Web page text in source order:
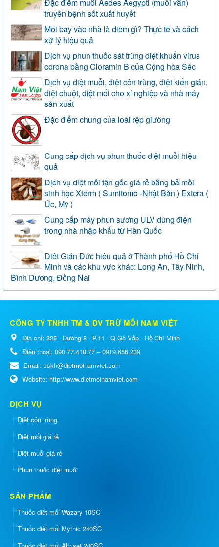
Đặc điểm muỗi Aedes Aegypti (muỗi vằn)
truyền bệnh sốt xuất huyết
Mối bay vào nhà là điềm gì? Thực tế và cách
xử lý hiệu quả
Dịch vụ phun thuốc sát trùng diệt khuẩn virus
corona bằng Cloramin B của Cộng hòa Séc
Dịch vụ diệt muỗi, diệt côn trùng, diệt kiến gián,
diệt chuột, diệt mối cho xí nghiệp và nhà máy
sản xuất
Đặc điểm chung của loài rệp giường
Cung cấp dịch vụ phun thuốc diệt muỗi hiệu
quả
Dịch vụ diệt mối tận gốc giá rẻ bằng bả mồi
sinh học Xterm ( Sumitomo -Nhật Bản ) Extera (
Úc, Mỹ )
Cung cấp máy phun sương ULV dùng điện
trong nhà nhập khẩu từ Hàn Quốc
Diệt Gián Đức hiệu quả ở Thành phố Hồ Chí
Minh và các khu vực khác: Long An, Tây Ninh,
Bình Dương, Đồng Nai
CÔNG TY TNHH TM & DV TRỪ MỐI NAM VIỆT
Địa chỉ: 325 - Đường 8 - P.11 - Q.Gò Vấp - Hồ Chí Minh
Điện thoại: 090.77.410.77 – 0919.656.239
Email: cskh@dietmoinamviet.com
Website: http://www.dietmoinamviet.com
DỊCH VỤ
Diệt côn trùng
Diệt mối giá rẻ
Diệt muỗi giá rẻ
Phun thuốc diệt muỗi
SẢN PHẨM
Thuốc diệt mối Wazary 10SC
Thuốc diệt mối Mythic 240SC
Thuốc diệt mối Altriset 200SC